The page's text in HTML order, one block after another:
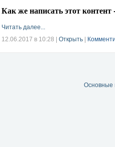
Как же написать этот
Читать далее...
12.06.2017 в 10:28
Открыть
Основные